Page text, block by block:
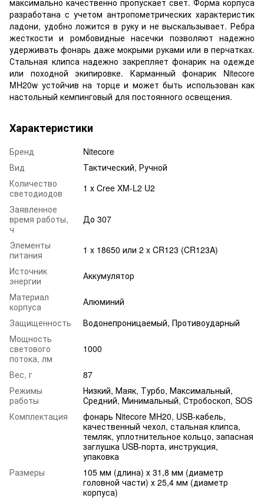
разработана с учетом антропометрических характеристик
ладони, удобно ложится в руку и не выскальзывает. Ребра
жесткости и ромбовидные насечки позволяют надежно
удерживать фонарь даже мокрыми руками или в перчатках.
Стальная клипса надежно закрепляет фонарик на одежде
или походной экипировке. Карманный фонарик Nitecore
MH20w устойчив на торце и может быть использован как
настольный кемпинговый для постоянного освещения.
Характеристики
Бренд
Nitecore
Вид
Тактический, Ручной
Количество
светодиодов
1 х Cree XM-L2 U2
Заявленное
время работы,
ч
До 307
Элементы
питания
1 x 18650 или 2 x CR123 (CR123A)
Источник
энергии
Аккумулятор
Материал
корпуса
Алюминий
Защищенность
Водонепроницаемый, Противоударный
Мощность
светового
потока, лм
1000
Вес, г
87
Режимы
работы
Низкий, Маяк, Турбо, Максимальный,
Средний, Минимальный, Стробоскоп, SOS
Комплектация
фонарь Nitecore MH20, USB-кабель,
качественный чехол, стальная клипса,
темляк, уплотнительное кольцо, запасная
заглушка USB-порта, инструкция,
упаковка
Размеры
105 мм (длина) х 31,8 мм (диаметр
головной части) х 25,4 мм (диаметр
корпуса)